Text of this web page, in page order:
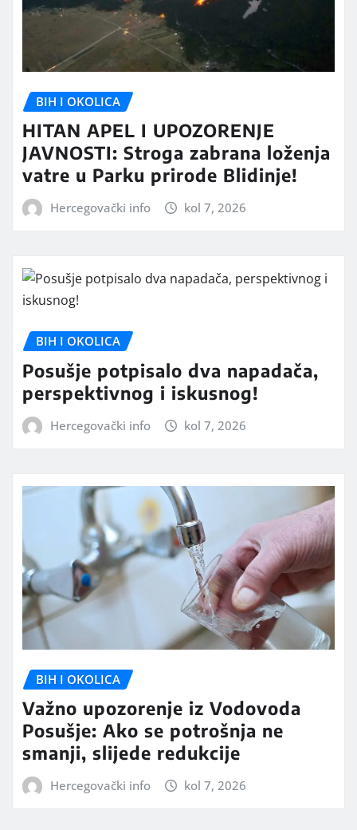
BIH I OKOLICA
HITAN APEL I UPOZORENJE
JAVNOSTI: Stroga zabrana loženja
vatre u Parku prirode Blidinje!
Hercegovački info kol 7, 2026
BIH I OKOLICA
Posušje potpisalo dva napadača,
perspektivnog i iskusnog!
Hercegovački info kol 7, 2026
BIH I OKOLICA
Važno upozorenje iz Vodovoda
Posušje: Ako se potrošnja ne
smanji, slijede redukcije
Hercegovački info kol 7, 2026